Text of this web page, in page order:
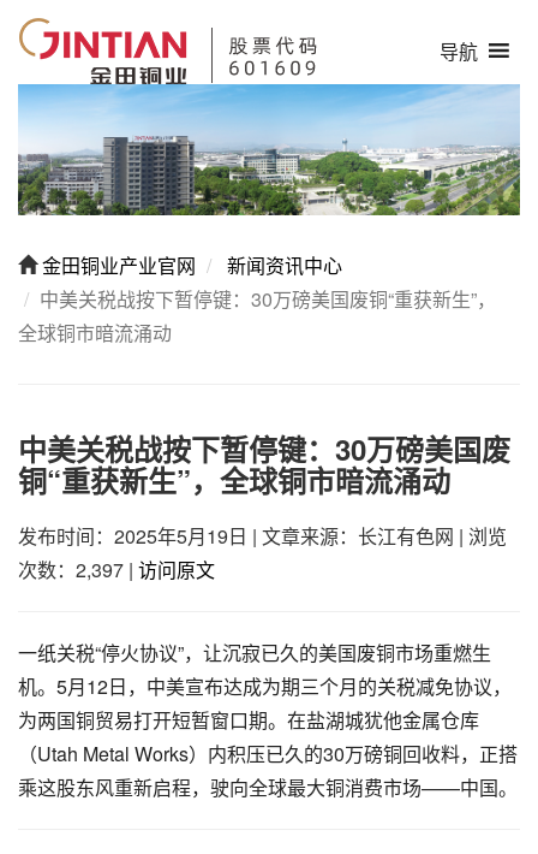
导航
金田铜业产业官网
新闻资讯中心
中美关税战按下暂停键：30万磅美国废铜“重获新生”，
全球铜市暗流涌动
中美关税战按下暂停键：30万磅美国废
铜“重获新生”，全球铜市暗流涌动
发布时间：2025年5月19日 | 文章来源：长江有色网 | 浏览
次数：2,397 | 访问原文
一纸关税“停火协议”，让沉寂已久的美国废铜市场重燃生
机。5月12日，中美宣布达成为期三个月的关税减免协议，
为两国铜贸易打开短暂窗口期。在盐湖城犹他金属仓库
（Utah Metal Works）内积压已久的30万磅铜回收料，正搭
乘这股东风重新启程，驶向全球最大铜消费市场——中国。